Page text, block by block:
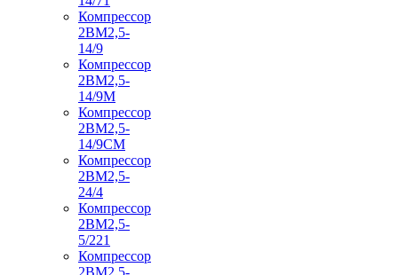
Компрессор
2ВМ2,5-
14/9
Компрессор
2ВМ2,5-
14/9М
Компрессор
2ВМ2,5-
14/9СМ
Компрессор
2ВМ2,5-
24/4
Компрессор
2ВМ2,5-
5/221
Компрессор
2ВМ2,5-